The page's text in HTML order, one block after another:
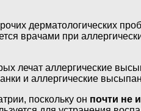
дерматологических
врачами при
лечат аллергические
и аллергические
поскольку он почти не